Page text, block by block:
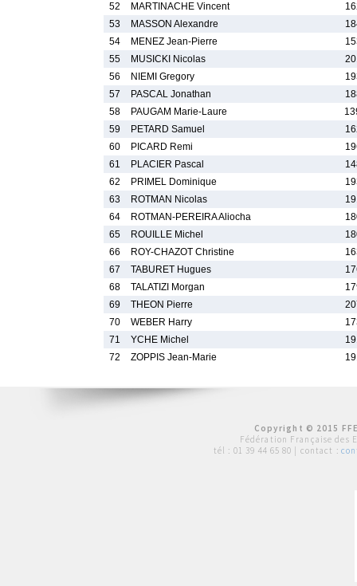
52
MARTINACHE Vincent
53
MASSON Alexandre
54
MENEZ Jean-Pierre
55
MUSICKI Nicolas
56
NIEMI Gregory
57
PASCAL Jonathan
58
PAUGAM Marie-Laure
59
PETARD Samuel
60
PICARD Remi
61
PLACIER Pascal
62
PRIMEL Dominique
63
ROTMAN Nicolas
64
ROTMAN-PEREIRA Aliocha
65
ROUILLE Michel
66
ROY-CHAZOT Christine
67
TABURET Hugues
68
TALATIZI Morgan
69
THEON Pierre
70
WEBER Harry
71
YCHE Michel
72
ZOPPIS Jean-Marie
Copyright © 2015
Fédération Française des
tél : 01 39 44 65 80 | contact :